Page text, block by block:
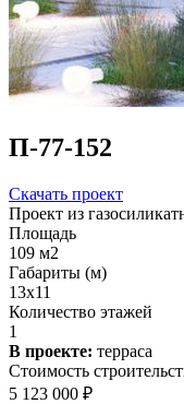
П-77-152
Скачать проект
Проект из
Площадь
109 м2
Габариты (м)
13x11
Количество этажей
1
В проекте: терраса
Стоимость
5 123 000 ₽